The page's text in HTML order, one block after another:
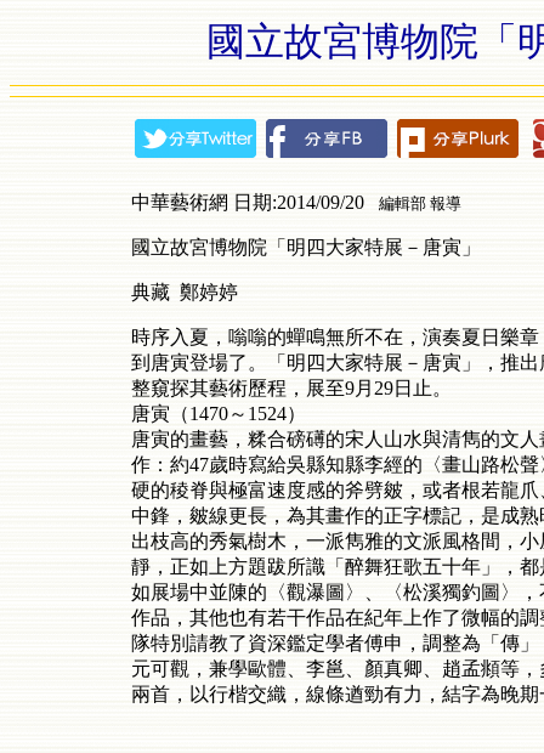
國立故宮博物院「
中華藝術網 日期:2014/09/20 編輯部 報導
國立故宮博物院「明四大家特展－唐寅」
典藏 鄭婷婷
時序入夏，嗡嗡的蟬鳴無所不在，演奏夏日樂
到唐寅登場了。「明四大家特展－唐寅」，推
整窺探其藝術歷程，展至9月29日止。
唐寅（1470～1524）
唐寅的畫藝，糅合磅礡的宋人山水與清雋的文
作：約47歲時寫給吳縣知縣李經的〈畫山路松
硬的稜脊與極富速度感的斧劈皴，或者根若龍
中鋒，皴線更長，為其畫作的正字標記，是成
出枝高的秀氣樹木，一派雋雅的文派風格間，
靜，正如上方題跋所識「醉舞狂歌五十年」，
如展場中並陳的〈觀瀑圖〉、〈松溪獨釣圖〉
作品，其他也有若干作品在紀年上作了微幅的
隊特別請教了資深鑑定學者傅申，調整為「傳
元可觀，兼學歐體、李邕、顏真卿、趙孟頫等
兩首，以行楷交織，線條遒勁有力，結字為晚